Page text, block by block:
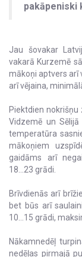
pakāpeniski
Jau šovakar
vakarā Kurzemē
mākoņi aptvers arī
arī vējaina,
Piektdien
Vidzemē un
temperatūra
mākoņiem
gaidāms arī
18...23 grādi.
Brīvdienās arī
bet būs arī
10...15 grādi,
Nākamnedēļ
nedēļas pirmajā